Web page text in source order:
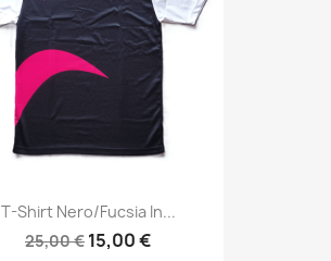
T-Shirt Nero/fucsia In...
25,00 € 15,00 €